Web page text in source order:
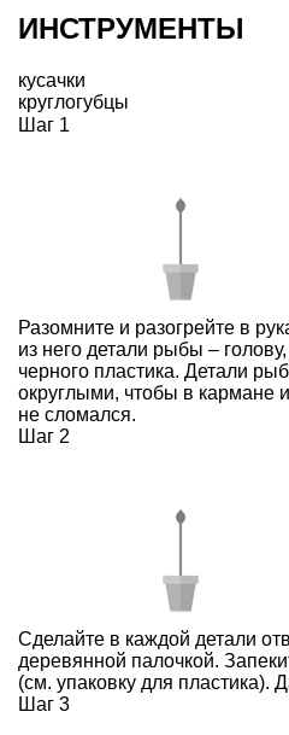
ИНСТРУМЕНТЫ
кусачки
круглогубцы
Шаг 1
Разомните и разогрейте в
из него детали рыбы –
черного пластика. Детали
округлыми, чтобы в кармане
не сломался.
Шаг 2
Сделайте в каждой детали
деревянной палочкой.
(см. упаковку для пластика).
Шаг 3